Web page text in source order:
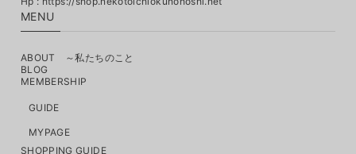
MENU
ABOUT ～私たちのこと
BLOG
MEMBERSHIP
GUIDE
MYPAGE
SHOPPING GUIDE